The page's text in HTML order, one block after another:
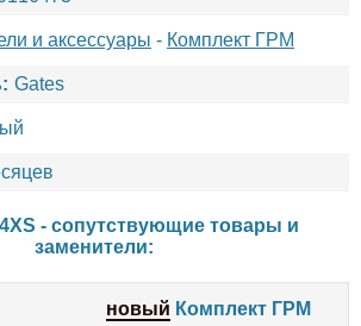
и аксессуары - Комплект ГРМ
Gates
- сопутствующие товары и
заменители:
новый Комплект ГРМ